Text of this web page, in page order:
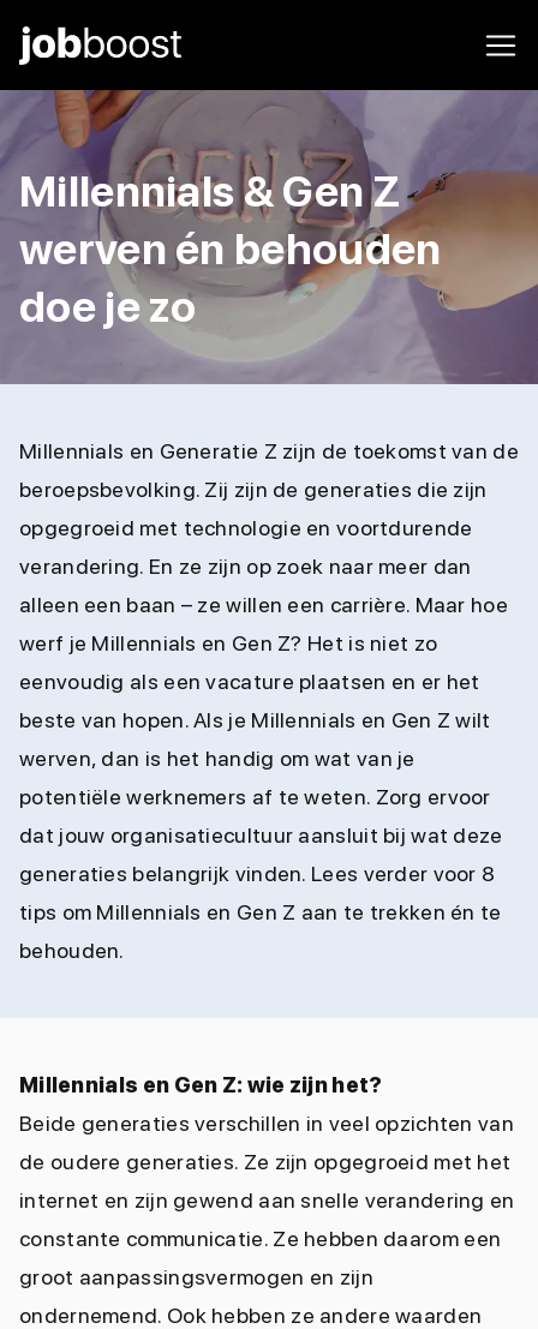
Millennials & Gen Z
werven én behouden
doe je zo
Millennials en Generatie Z zijn de toekomst van de
beroepsbevolking. Zij zijn de generaties die zijn
opgegroeid met technologie en voortdurende
verandering. En ze zijn op zoek naar meer dan
alleen een baan – ze willen een carrière. Maar hoe
werf je Millennials en Gen Z? Het is niet zo
eenvoudig als een vacature plaatsen en er het
beste van hopen. Als je Millennials en Gen Z wilt
werven, dan is het handig om wat van je
potentiële werknemers af te weten. Zorg ervoor
dat jouw organisatiecultuur aansluit bij wat deze
generaties belangrijk vinden. Lees verder voor 8
tips om Millennials en Gen Z aan te trekken én te
behouden.
Millennials en Gen Z: wie zijn het?
Beide generaties verschillen in veel opzichten van
de oudere generaties. Ze zijn opgegroeid met het
internet en zijn gewend aan snelle verandering en
constante communicatie. Ze hebben daarom een
groot aanpassingsvermogen en zijn
ondernemend. Ook hebben ze andere waarden